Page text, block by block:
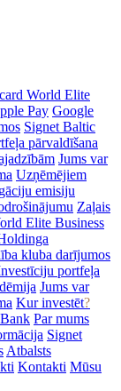
World Elite
Pay Google
Signet Baltic
pārvaldīšana
Jums var
Uzņēmējiem
emisiju
Zaļais
Elite Business
kluba darījumos
portfeļa
Jums var
Kur investēt?
Par mums
Signet
Atbalsts
Kontakti Mūsu